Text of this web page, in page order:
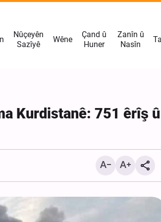
Nûçeyên
Sazîyê
Wêne
Çand û
Huner
Zanîn û
Nasîn
Kurdistanê: 751 êrîş û
El-Meşat ji Erebistanê re got:
“Ger tu hemû cîhanê jî li dijî ma
kom bikî, feydeya wê ji bo te